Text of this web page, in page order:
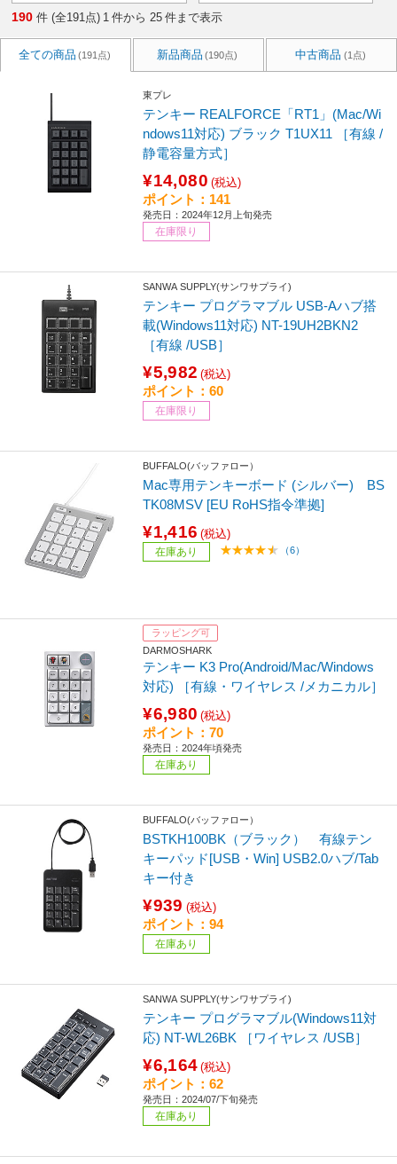
190 件 (全191点) 1 件から 25 件まで表示
全ての商品 (191点) 新品商品 (190点) 中古商品 (1点)
東プレ
テンキー REALFORCE「RT1」(Mac/Wi
ndows11対応) ブラック T1UX11 ［有線 /
静電容量方式］
¥14,080 (税込)
ポイント：141
発売日：2024年12月上旬発売
在庫限り
SANWA SUPPLY(サンワサプライ)
テンキー プログラマブル USB-Aハブ搭
載(Windows11対応) NT-19UH2BKN2
［有線 /USB］
¥5,982 (税込)
ポイント：60
在庫限り
BUFFALO(バッファロー）
Mac専用テンキーボード (シルバー) BS
TK08MSV [EU RoHS指令準拠]
¥1,416 (税込)
在庫あり （6）
ラッピング可
DARMOSHARK
テンキー K3 Pro(Android/Mac/Windows
対応) ［有線・ワイヤレス /メカニカル］
¥6,980 (税込)
ポイント：70
発売日：2024年頃発売
在庫あり
BUFFALO(バッファロー）
BSTKH100BK（ブラック） 有線テン
キーパッド[USB・Win] USB2.0ハブ/Tab
キー付き
¥939 (税込)
ポイント：94
在庫あり
SANWA SUPPLY(サンワサプライ)
テンキー プログラマブル(Windows11対
応) NT-WL26BK ［ワイヤレス /USB］
¥6,164 (税込)
ポイント：62
発売日：2024/07/下旬発売
在庫あり